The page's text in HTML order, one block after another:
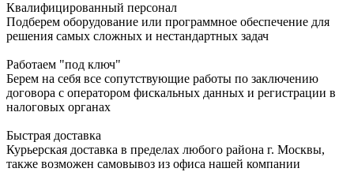
Квалифицированный персонал
Подберем оборудование или программное обеспечение для
решения самых сложных и нестандартных задач
Работаем "под ключ"
Берем на себя все сопутствующие работы по заключению
договора с оператором фискальных данных и регистрации в
налоговых органах
Быстрая доставка
Курьерская доставка в пределах любого района г. Москвы,
также возможен самовывоз из офиса нашей компании